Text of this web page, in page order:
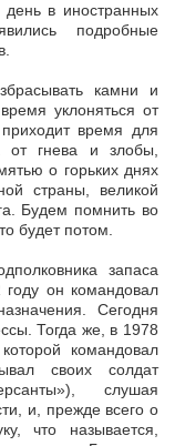
день в иностранных
подробные
камни и
уклоняться от
время для
от гнева и злобы,
о горьких днях
страны, великой
Будем помнить во
будет потом.
запаса
он командовал
Сегодня
Тогда же, в 1978
командовал
своих солдат
слушая
и, прежде всего о
что называется,